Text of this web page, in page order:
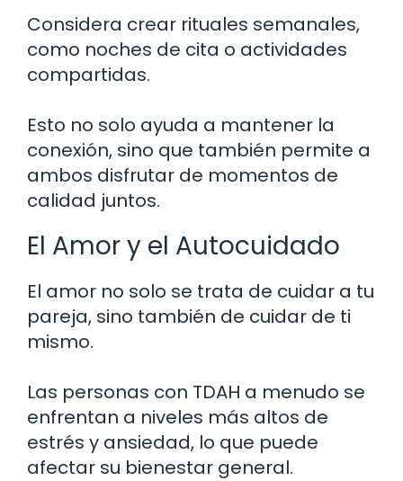
Considera crear rituales semanales,
como noches de cita o actividades
compartidas.
Esto no solo ayuda a mantener la
conexión, sino que también permite a
ambos disfrutar de momentos de
calidad juntos.
El Amor y el Autocuidado
El amor no solo se trata de cuidar a tu
pareja, sino también de cuidar de ti
mismo.
Las personas con TDAH a menudo se
enfrentan a niveles más altos de
estrés y ansiedad, lo que puede
afectar su bienestar general.